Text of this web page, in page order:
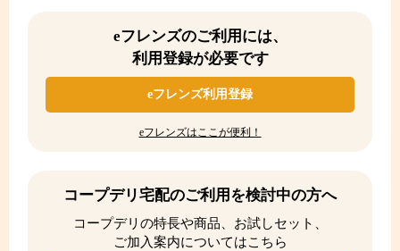
eフレンズのご利用には、
利用登録が必要です
eフレンズ利用登録
eフレンズはここが便利！
コープデリ宅配のご利用を検討中の方へ
コープデリの特長や商品、お試しセット、
ご加入案内についてはこちら